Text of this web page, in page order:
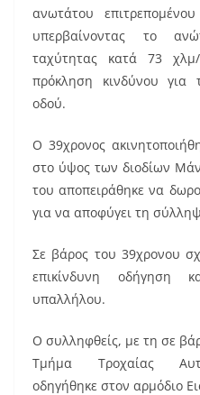
ανωτάτου
υπερβαίνοντας το
ταχύτητας κατά 73
πρόκληση κινδύνου για
οδού.
Ο 39χρονος
στο ύψος των διοδίων
του αποπειράθηκε να
για να αποφύγει τη
Σε βάρος του 39χρονου
επικίνδυνη οδήγηση
υπαλλήλου.
Ο συλληφθείς, με τη σε
Τμήμα Τροχαίας
οδηγήθηκε στον αρμόδιο